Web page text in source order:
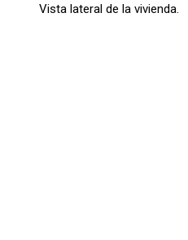
Vista lateral de la vivienda.